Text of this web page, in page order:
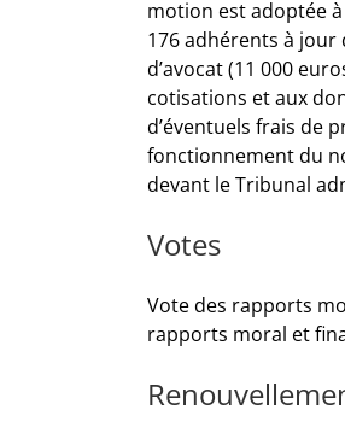
motion est adoptée à
176 adhérents à jour
d’avocat (11 000
cotisations et aux
d’éventuels frais de
fonctionnement du
devant le Tribunal
Votes
Vote des rapports
rapports moral et